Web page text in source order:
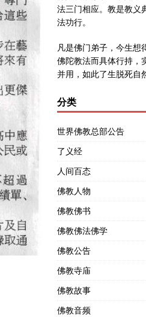
法三门相应。教是教义
法功行。
凡是佛门弟子，今生想
佛陀教法而具体行持，
并用，如此了生脱死自
分类
世界佛教总部公告
了义经
人间百态
佛教人物
佛教佛书
佛教佛法佛学
佛教公告
佛教寺庙
佛教故事
佛教音频